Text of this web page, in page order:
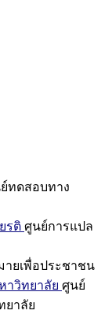
ทดสอบทาง
รติ ศูนย์การแปล
ยเพื่อประชาชน
าวิทยาลัย ศูนย์
ยาลัย